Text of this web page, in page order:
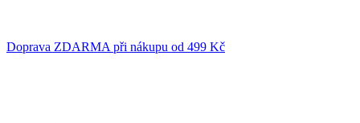
Doprava ZDARMA při nákupu od 499 Kč